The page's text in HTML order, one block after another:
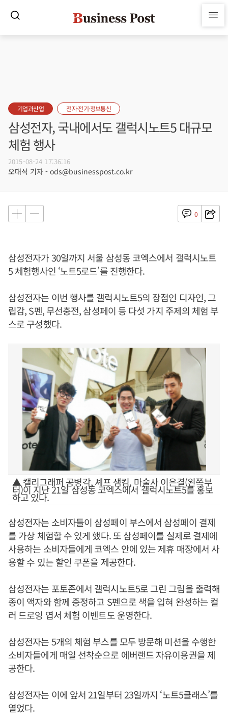
기업과산업 전자·전기·정보통신
삼성전자, 국내에서도 갤럭시노트5 대규모
체험 행사
2015-08-24 17:36:16
오대석 기자 - ods@businesspost.co.kr
0
삼성전자가 30일까지 서울 삼성동 코엑스에서 갤럭시노트
5 체험행사인 ‘노트5로드’를 진행한다.
삼성전자는 이번 행사를 갤럭시노트5의 장점인 디자인, 그
립감, S펜, 무선충전, 삼성페이 등 다섯 가지 주제의 체험 부
스로 구성했다.
▲ 캘리그래퍼 공병각, 셰프 샘킴, 마술사 이은결(왼쪽부
터)이 지난 21일 삼성동 코엑스에서 갤럭시노트5를 홍보
하고 있다.
삼성전자는 소비자들이 삼성페이 부스에서 삼성페이 결제
를 가상 체험할 수 있게 했다. 또 삼성페이를 실제로 결제에
사용하는 소비자들에게 코엑스 안에 있는 제휴 매장에서 사
용할 수 있는 할인 쿠폰을 제공한다.
삼성전자는 포토존에서 갤럭시노트5로 그린 그림을 출력해
종이 액자와 함께 증정하고 S펜으로 색을 입혀 완성하는 컬
러 드로잉 엽서 체험 이벤트도 운영한다.
삼성전자는 5개의 체험 부스를 모두 방문해 미션을 수행한
소비자들에게 매일 선착순으로 에버랜드 자유이용권을 제
공한다.
삼성전자는 이에 앞서 21일부터 23일까지 ‘노트5클래스’를
열었다.